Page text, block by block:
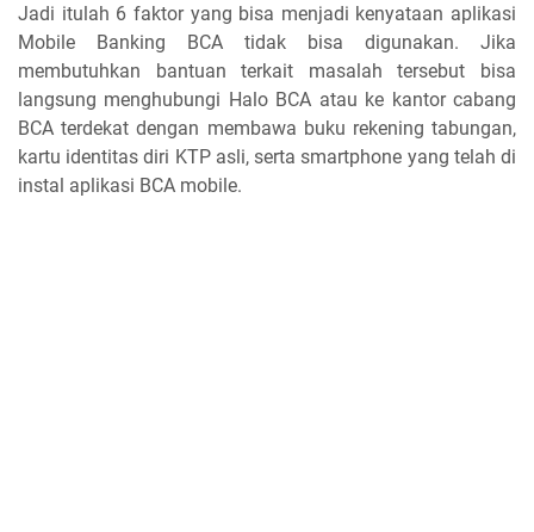
Jadi itulah 6 faktor yang bisa menjadi kenyataan aplikasi
Mobile Banking BCA tidak bisa digunakan. Jika
membutuhkan bantuan terkait masalah tersebut bisa
langsung menghubungi Halo BCA atau ke kantor cabang
BCA terdekat dengan membawa buku rekening tabungan,
kartu identitas diri KTP asli, serta smartphone yang telah di
instal aplikasi BCA mobile.